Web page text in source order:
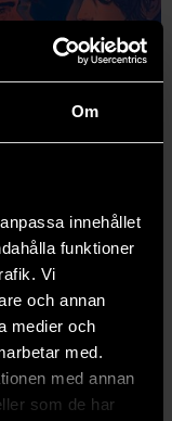
Om
innehållet
funktioner
Vi
och annan
medier och
med.
med annan
som de har
Outside Us
leveranstid